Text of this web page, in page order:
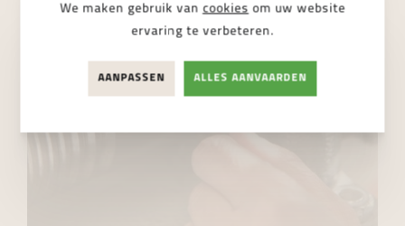
We maken gebruik van cookies om uw website
ervaring te verbeteren.
AANPASSEN ALLES AANVAARDEN